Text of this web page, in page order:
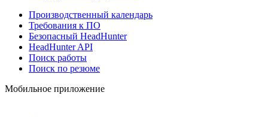
Производственный календарь
Требования к ПО
Безопасный HeadHunter
HeadHunter API
Поиск работы
Поиск по резюме
Мобильное приложение